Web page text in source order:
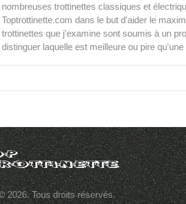
nombreuses trottinettes classiques et
Toptrottinette.com dans le but d'aider le
trottinettes que j'examine sont soumis à un
distinguer laquelle est meilleure ou pire qu'une
2026. Tous droits réservés.